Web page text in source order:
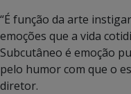
“É função da arte
emoções que a vida
Subcutâneo é emoção
pelo humor com que o
diretor.